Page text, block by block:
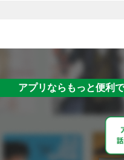
アプリならもっと便利